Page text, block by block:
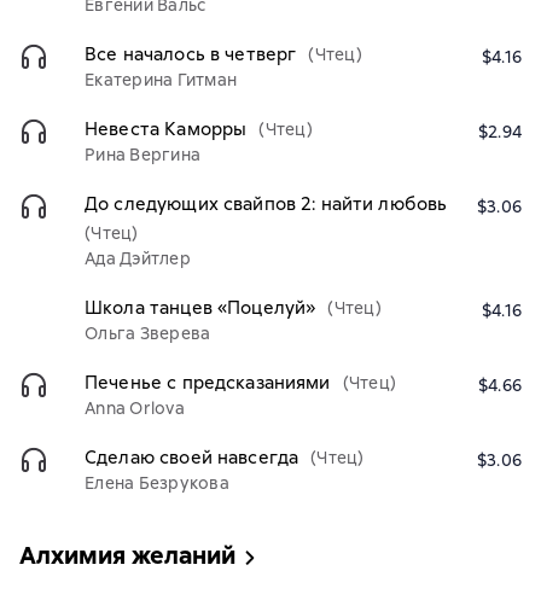
Евгений Вальс
Все началось в четверг (Чтец)
Екатерина Гитман
$4.16
Невеста Каморры
(Чтец)
Рина Вергина
$2.94
До следующих свайпов 2: найти любовь
(Чтец)
Ада Дэйтлер
$3.06
Школа танцев «Поцелуй» (Чтец)
Ольга Зверева
$4.16
Печенье с предсказаниями
(Чтец)
Anna Orlova
$4.66
Сделаю своей навсегда (Чтец)
Елена Безрукова
$3.06
Алхимия желаний